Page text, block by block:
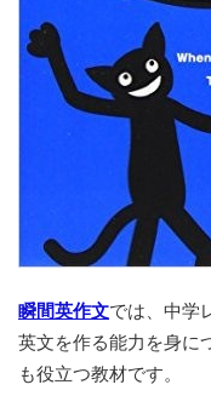
瞬間英作文では、中学
英文を作る能力を身に
も役立つ教材です。